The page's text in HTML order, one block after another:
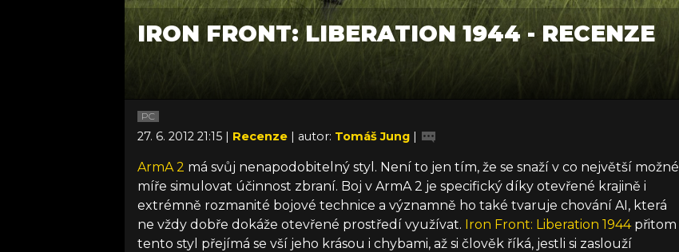
IRON FRONT: LIBERATION 1944 - RECENZE
PC
27. 6. 2012 21:15 | Recenze | autor: Tomáš Jung |
ArmA 2 má svůj nenapodobitelný styl. Není to jen tím, že se snaží v co největší možné
míře simulovat účinnost zbraní. Boj v ArmA 2 je specifický díky otevřené krajině i
extrémně rozmanité bojové technice a významně ho také tvaruje chování AI, která
ne vždy dobře dokáže otevřené prostředí využívat. Iron Front: Liberation 1944přitom
tento styl přejímá se vší jeho krásou i chybami, až si člověk říká, jestli si zaslouží